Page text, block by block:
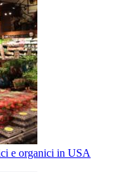
e organici in USA